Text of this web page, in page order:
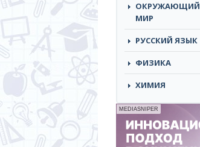
ОКРУЖАЮЩИЙ
МИР
РУССКИЙ ЯЗЫК
ФИЗИКА
ХИМИЯ
MEDIASNIPER